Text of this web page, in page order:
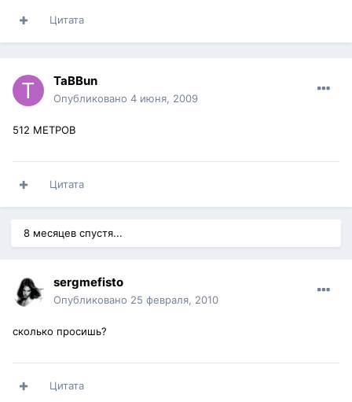
Цитата
TaBBun
Опубликовано 4 июня, 2009
512 МЕТРОВ
Цитата
8 месяцев спустя...
sergmefisto
Опубликовано 25 февраля, 2010
сколько просишь?
Цитата